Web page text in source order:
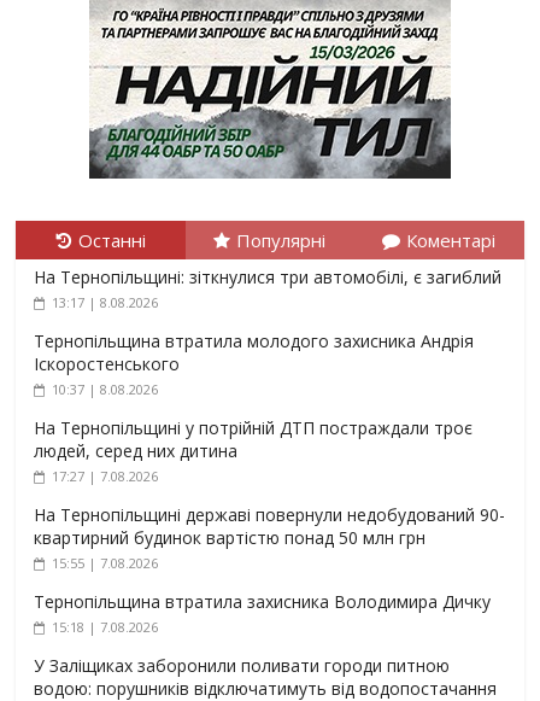
Останні Популярні Коментарі
На Тернопільщині: зіткнулися три автомобілі, є загиблий
13:17 | 8.08.2026
Тернопільщина втратила молодого захисника Андрія
Іскоростенського
10:37 | 8.08.2026
На Тернопільщині у потрійній ДТП постраждали троє
людей, серед них дитина
17:27 | 7.08.2026
На Тернопільщині державі повернули недобудований 90-
квартирний будинок вартістю понад 50 млн грн
15:55 | 7.08.2026
Тернопільщина втратила захисника Володимира Дичку
15:18 | 7.08.2026
У Заліщиках заборонили поливати городи питною
водою: порушників відключатимуть від водопостачання